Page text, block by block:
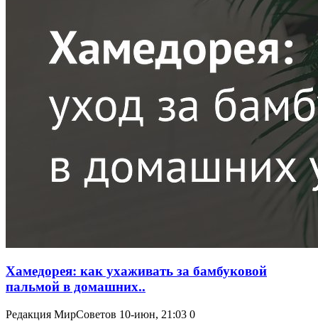
Хамедорея: как ухаживать за бамбуковой
пальмой в домашних..
Редакция МирСоветов 10-июн, 21:03 0